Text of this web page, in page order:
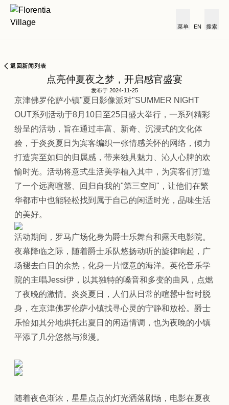
菜单 EN 搜索
返回新闻列表
点亮仲夏夜之梦，开启感官盛宴
发布于 2024-11-25
京津佛罗伦萨小镇"夏日影像派对"SUMMER NIGHT
OUT系列活动于8月10日至25日盛大举行，一系列精彩
纷呈的活动，旨在通过丰富、新奇、沉浸式的文化体
验，于炎炎夏日为宾客编织一张情感关怀的网络，倾力
打造宾至如归的归属感，带来独具魅力、沁人心脾的欢
愉时光。活动将意式生活美学植入其中，为宾客们打造
了一个远离喧嚣、回归自我的"第三空间"，让他们在繁
华都市中也能轻松找到属于自己的闲适时光，品味生活
的美好。
活动期间，罗马广场化身为爵士乐舞台和露天电影院。
夜幕降临之际，随着爵士乐队悠扬动听的旋律响起，广
场褪去白日的余热，化身一片惬意的海洋。英伦音乐学
院的主唱Jessi伊，以其独特的嗓音和多变的曲风，点燃
了夜晚的激情。炎炎夏日，人们从日常的喧嚣中暂时脱
身，在京津佛罗伦萨小镇找寻心灵的宁静和放松。爵士
乐恰如其分地烘托出夏日的闲适情调，也为夜晚的小镇
平添了几分悠然与浪漫。
随着夜色渐浓，星星点点的灯光洒落剧场，电影在夏夜